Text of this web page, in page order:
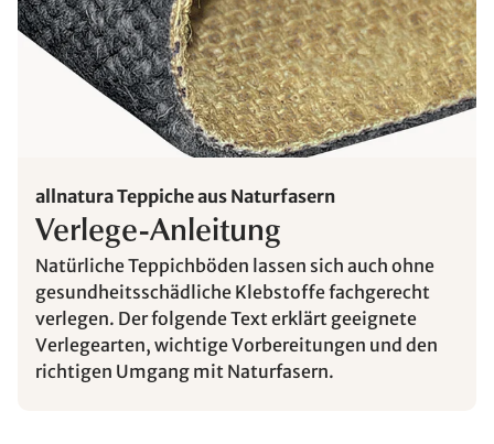
allnatura Teppiche aus Naturfasern
Verlege-Anleitung
Natürliche Teppichböden lassen sich auch ohne
gesundheitsschädliche Klebstoffe fachgerecht
verlegen. Der folgende Text erklärt geeignete
Verlegearten, wichtige Vorbereitungen und den
richtigen Umgang mit Naturfasern.